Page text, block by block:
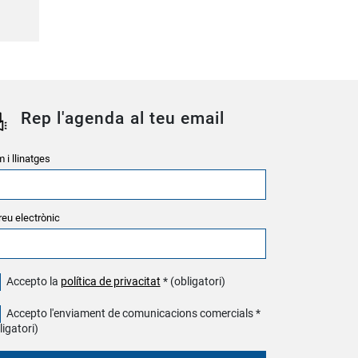
Rep l'agenda al teu email
i llinatges
electrònic
Accepto la política de privacitat * (obligatori)
Accepto l'enviament de comunicacions comercials *